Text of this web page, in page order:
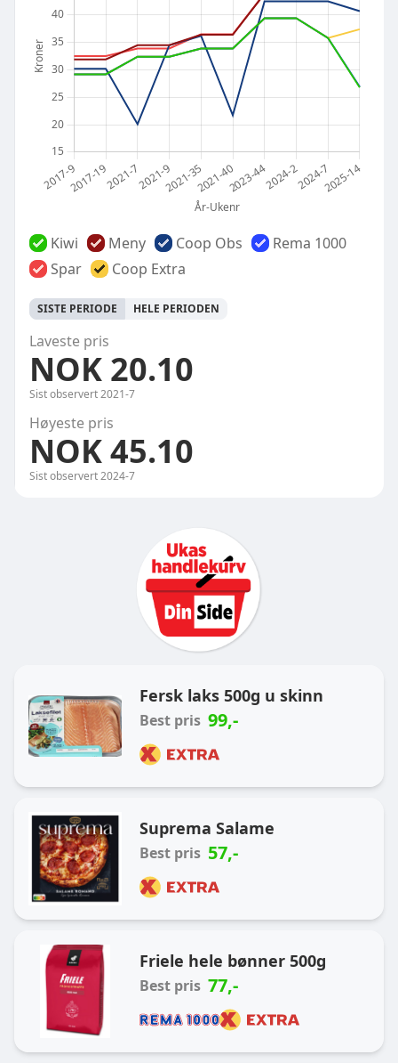
Kiwi Meny Coop Obs
Rema 1000
Spar
Coop Extra
SISTE PERIODE HELE PERIODEN
Laveste pris
NOK 20.10
Sist observert2021-7
Høyeste pris
NOK 45.10
Sist observert2024-7
Fersk laks 500g u skinn
Best pris 99,-
Suprema Salame
Best pris 57,-
Friele hele bønner 500g
Best pris 77,-